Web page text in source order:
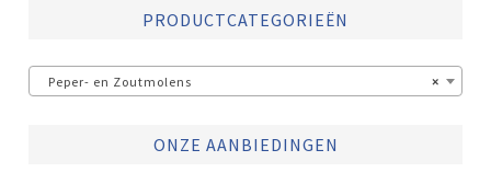
PRODUCTCATEGORIEËN
×
Peper- en Zoutmolens
ONZE AANBIEDINGEN